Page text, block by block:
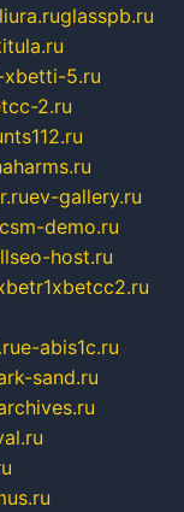
liura.ruglasspb.ru
5.ru
2.ru
ev-gallery.ru
csm-demo.ru
host.ru
e-abis1c.ru
sand.ru